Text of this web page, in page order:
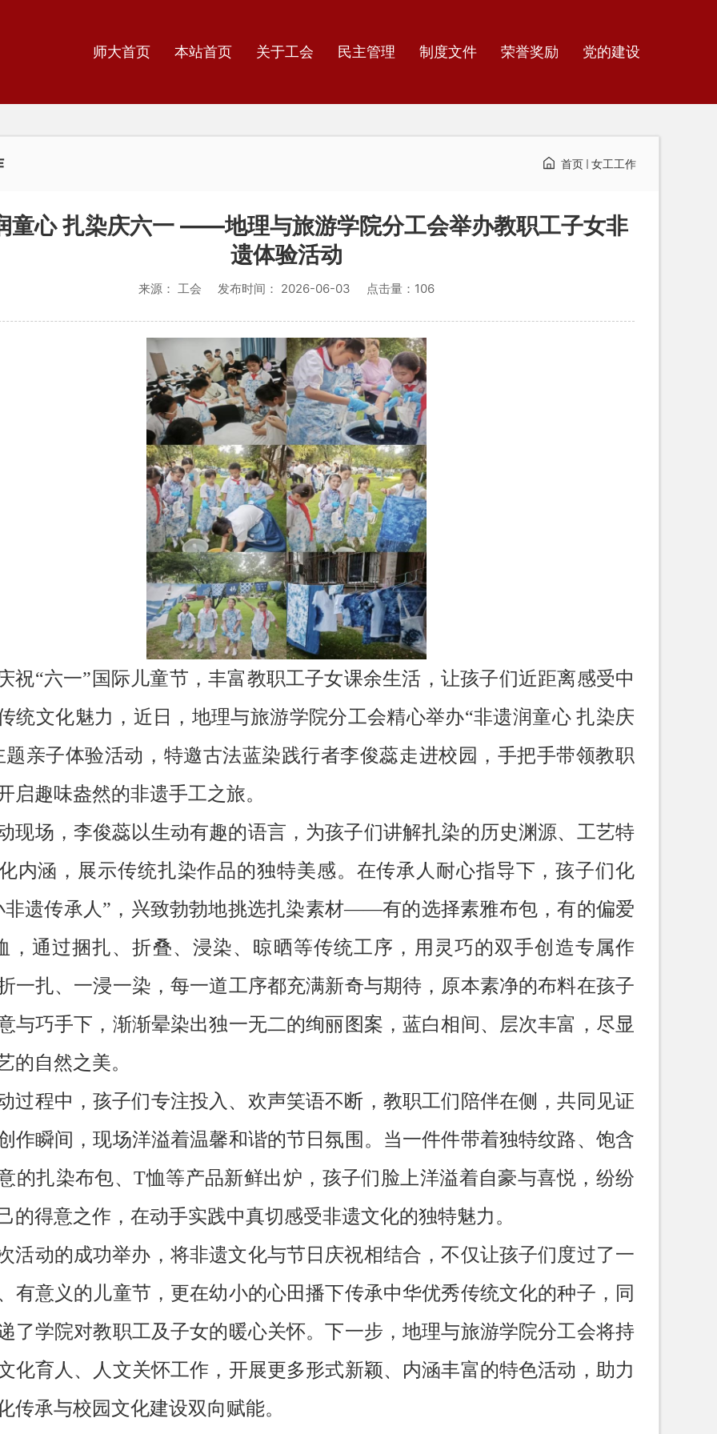
师大首页 本站首页 关于工会 民主管理 制度文件 荣誉奖励 党的建设
首页 女工工作
童心 扎染庆六一 ——地理与旅游学院分工会举办教职工子女非
遗体验活动
来源： 工会 发布时间： 2026-06-03 点击量： 106
祝“六一”国际儿童节，丰富教职工子女课余生活，让孩子们近距离感受中
统文化魅力，近日，地理与旅游学院分工会精心举办“非遗润童心 扎染庆
题亲子体验活动，特邀古法蓝染践行者李俊蕊走进校园，手把手带领教职
启趣味盎然的非遗手工之旅。
现场，李俊蕊以生动有趣的语言，为孩子们讲解扎染的历史渊源、工艺特
内涵，展示传统扎染作品的独特美感。在传承人耐心指导下，孩子们化
非遗传承人”，兴致勃勃地挑选扎染素材——有的选择素雅布包，有的偏爱
，通过捆扎、折叠、浸染、晾晒等传统工序，用灵巧的双手创造专属作
一扎、一浸一染，每一道工序都充满新奇与期待，原本素净的布料在孩子
与巧手下，渐渐晕染出独一无二的绚丽图案，蓝白相间、层次丰富，尽显
的自然之美。
过程中，孩子们专注投入、欢声笑语不断，教职工们陪伴在侧，共同见证
作瞬间，现场洋溢着温馨和谐的节日氛围。当一件件带着独特纹路、饱含
的扎染布包、T恤等产品新鲜出炉，孩子们脸上洋溢着自豪与喜悦，纷纷
的得意之作，在动手实践中真切感受非遗文化的独特魅力。
活动的成功举办，将非遗文化与节日庆祝相结合，不仅让孩子们度过了一
有意义的儿童节，更在幼小的心田播下传承中华优秀传统文化的种子，同
了学院对教职工及子女的暖心关怀。下一步，地理与旅游学院分工会将持
化育人、人文关怀工作，开展更多形式新颖、内涵丰富的特色活动，助力
传承与校园文化建设双向赋能。